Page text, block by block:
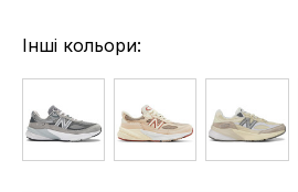
Інші кольори: